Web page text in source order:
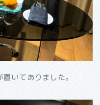
いてありました。